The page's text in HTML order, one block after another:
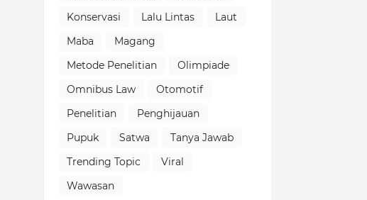
Konservasi
Lalu Lintas
Laut
Maba
Magang
Metode Penelitian
Olimpiade
Omnibus Law
Otomotif
Penelitian
Penghijauan
Pupuk
Satwa
Tanya Jawab
Trending Topic
Viral
Wawasan